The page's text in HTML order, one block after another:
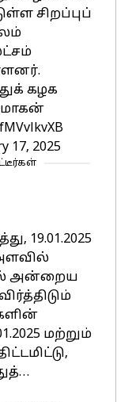
சிறப்புப்
கழக
மோகன்
17, 2025
19.01.2025
அன்றைய
மற்றும்